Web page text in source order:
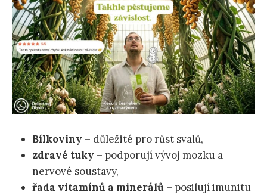
Bílkoviny – důležité pro růst svalů,
zdravé tuky – podporují vývoj mozku a
nervové soustavy,
řada vitamínů a minerálů – posilují imunitu